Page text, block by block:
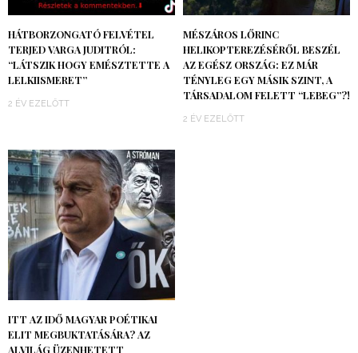
HÁTBORZONGATÓ FELVÉTEL
TERJED VARGA JUDITRÓL:
“LÁTSZIK HOGY EMÉSZTETTE A
LELKIISMERET”
2 ÉV EZELŐTT
MÉSZÁROS LŐRINC
HELIKOPTEREZÉSÉRŐL BESZÉL
AZ EGÉSZ ORSZÁG: EZ MÁR
TÉNYLEG EGY MÁSIK SZINT, A
TÁRSADALOM FELETT “LEBEG”?!
2 ÉV EZELŐTT
ITT AZ IDŐ MAGYAR POÉTIKAI
ELIT MEGBUKTATÁSÁRA? AZ
ALVILÁG ÜZENHETETT